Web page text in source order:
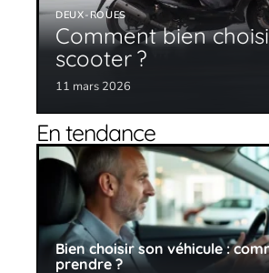
DEUX-ROUES
Comment bien
scooter ?
11 mars 2026
En tendance
Bien choisir son véhicule :
prendre ?